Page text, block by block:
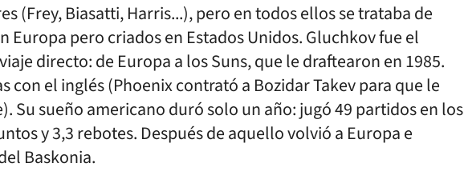
(Frey, Biasatti, Harris...), pero en todos ellos se trataba de
Europa pero criados en Estados Unidos. Gluchkov fue el
directo: de Europa a los Suns, que le draftearon en 1985.
con el inglés (Phoenix contrató a Bozidar Takev para que le
Su sueño americano duró solo un año: jugó 49 partidos en los
y 3,3 rebotes. Después de aquello volvió a Europa e
Baskonia.